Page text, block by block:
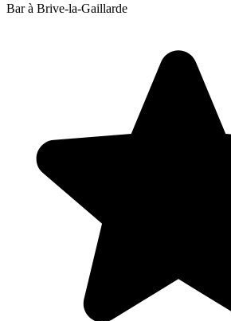
Bar à Brive-la-Gaillarde